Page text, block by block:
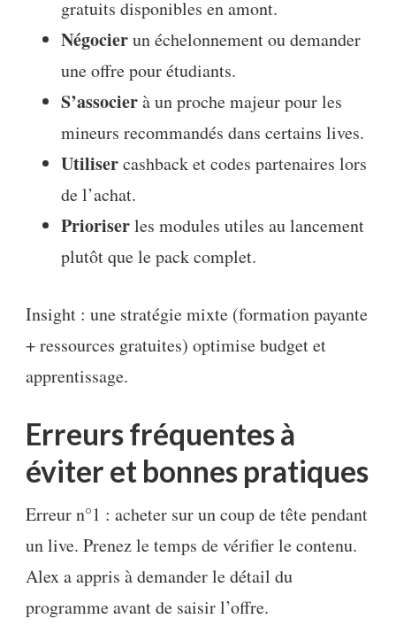
gratuits disponibles en amont.
Négocierun échelonnement ou demander
une offre pour étudiants.
S’associerà un proche majeur pour les
mineurs recommandés dans certains lives.
Utilisercashback et codes partenaires lors
de l’achat.
Prioriserles modules utiles au lancement
plutôt que le pack complet.
Insight : une stratégie mixte (formation payante
+ ressources gratuites) optimise budget et
apprentissage.
Erreurs fréquentes à
éviter et bonnes pratiques
Erreur n°1 : acheter sur un coup de tête pendant
un live. Prenez le temps de vérifier le contenu.
Alex a appris à demander le détail du
programme avant de saisir l’offre.